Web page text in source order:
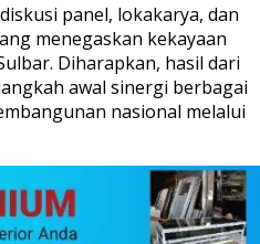
panel, lokakarya, dan
menegaskan kekayaan
Diharapkan, hasil dari
awal sinergi berbagai
nasional melalui